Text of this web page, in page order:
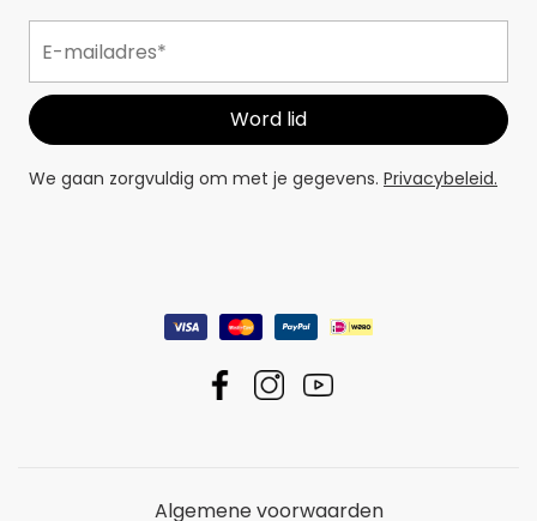
We gaan zorgvuldig om met je gegevens. Privacybeleid.
Algemene voorwaarden